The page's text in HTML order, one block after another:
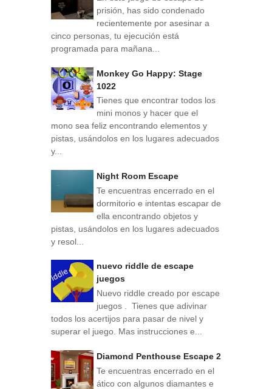
prisión, has sido condenado
recientemente por asesinar a
cinco personas, tu ejecución está
programada para mañana...
Monkey Go Happy: Stage
1022
Tienes que encontrar todos los
mini monos y hacer que el
mono sea feliz encontrando elementos y
pistas, usándolos en los lugares adecuados
y...
Night Room Escape
Te encuentras encerrado en el
dormitorio e intentas escapar de
ella encontrando objetos y
pistas, usándolos en los lugares adecuados
y resol...
nuevo riddle de escape
juegos
Nuevo riddle creado por escape
juegos . Tienes que adivinar
todos los acertijos para pasar de nivel y
superar el juego. Mas instrucciones e...
Diamond Penthouse Escape 2
Te encuentras encerrado en el
ático con algunos diamantes e